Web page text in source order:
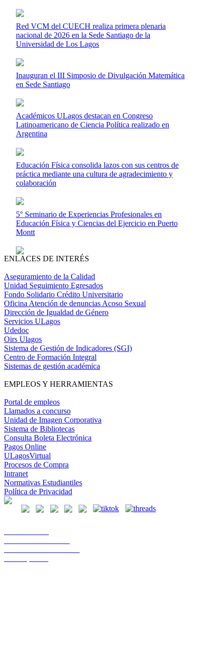
Red VCM del CUECH realiza primera plenaria
nacional de 2026 en la Sede Santiago de la
Universidad de Los Lagos
Inauguran el III Simposio de Divulgación Matemática
en Sede Santiago
Académicos ULagos destacan en Congreso
Latinoamericano de Ciencia Política realizado en
Argentina
Educación Física consolida lazos con sus centros de
práctica mediante una cultura de agradecimiento y
colaboración
5° Seminario de Experiencias Profesionales en
Educación Física y Ciencias del Ejercicio en Puerto
Montt
ENLACES DE INTERÉS
Aseguramiento de la Calidad
Unidad Seguimiento Egresados
Fondo Solidario Crédito Universitario
Oficina Atención de denuncias Acoso Sexual
Dirección de Igualdad de Género
Servicios ULagos
Udedoc
Oirs Ulagos
Sistema de Gestión de Indicadores (SGI)
Centro de Formación Integral
Sistemas de gestión académica
EMPLEOS Y HERRAMIENTAS
Portal de empleos
Llamados a concurso
Unidad de Imagen Corporativa
Sistema de Bibliotecas
Consulta Boleta Electrónica
Pagos Online
ULagosVirtual
Procesos de Compra
Intranet
Normativas Estudiantiles
Política de Privacidad